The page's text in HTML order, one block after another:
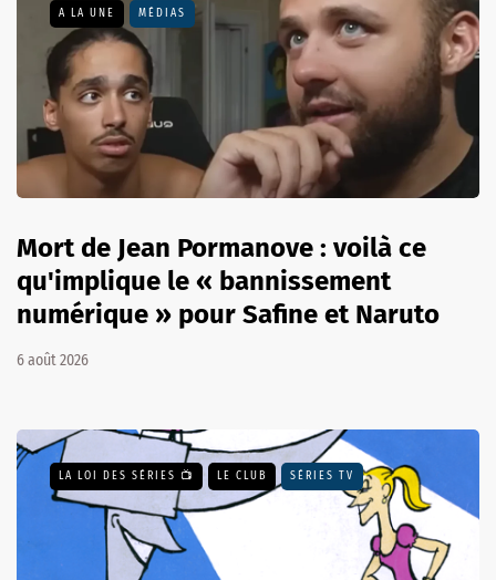
A LA UNE MÉDIAS
Mort de Jean Pormanove : voilà ce
qu'implique le « bannissement
numérique » pour Safine et Naruto
6 août 2026
LA LOI DES SÉRIES 📺 LE CLUB SÉRIES TV